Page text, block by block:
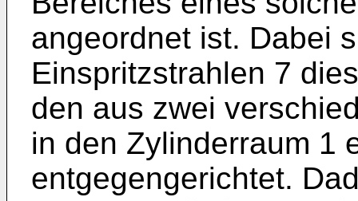
angeordnet ist. Dabei
Einspritzstrahlen 7
den aus zwei
in den Zylinderraum 1
entgegengerichtet.